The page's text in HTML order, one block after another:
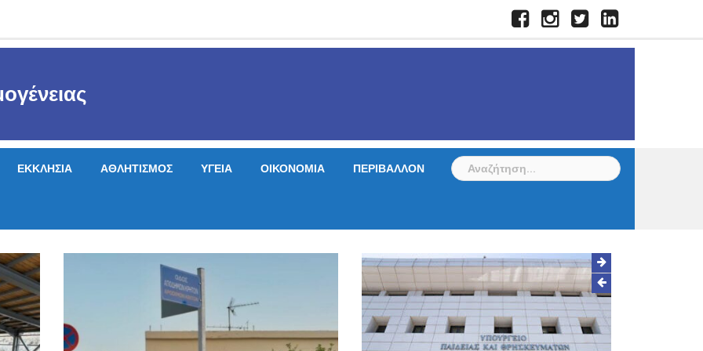
FacebookInstagramTwitterLinkedIn
ΕΚΚΛΗΣΙΑ ΑΘΛΗΤΙΣΜΟΣ ΥΓΕΙΑ ΟΙΚΟΝΟΜΙΑ ΠΕΡΙΒΑΛΛΟΝ
Αναζήτηση
για: